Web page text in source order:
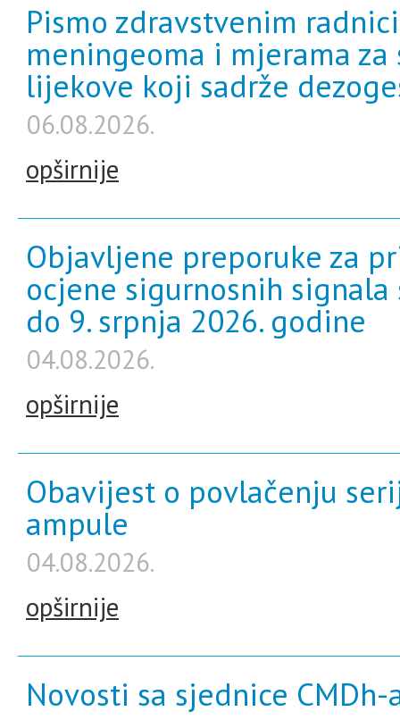
Pismo zdravstvenim
meningeoma i mjerama
lijekove koji sadrže
06.08.2026.
opširnije
Objavljene preporuke za
ocjene sigurnosnih signala
do 9. srpnja 2026. godine
04.08.2026.
opširnije
Obavijest o povlačenju
ampule
04.08.2026.
opširnije
Novosti sa sjednice